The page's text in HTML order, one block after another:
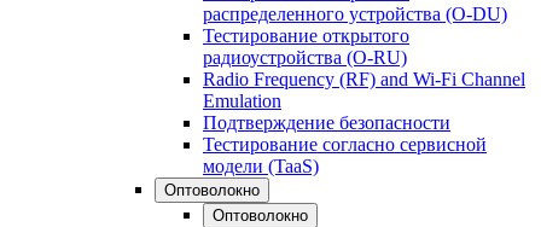
распределенного устройства (O-DU)
Тестирование открытого
радиоустройства (O-RU)
Radio Frequency (RF) and Wi-Fi Channel
Emulation
Подтверждение безопасности
Тестирование согласно сервисной
модели (TaaS)
Оптоволокно
Оптоволокно